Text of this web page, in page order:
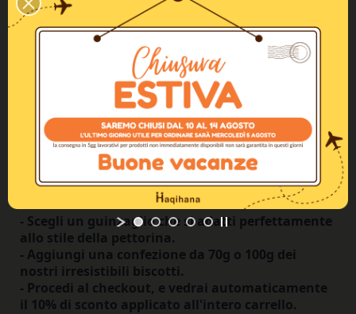
Scegli la taglia della pettorina adatta al tuo cane,
effettua l'ordine della nostra Edizione Limitata
Natalizia 2023 e preparati a ricevere un regalo unico!
La variante esatta sarà una sorpresa,
aggiungendo un tocco di magia al momento
dell'apertura.
Come approfittare dell'offerta:
- Seleziona la pettorina che preferisci e aggiungila
- Scegli un guinzaglio che si adatti perfettamente
allo stile della pettorina.
- Aggiungi una confezione da 70g o 100g dei
nostri irresistibili biscotti.
- Procedi al checkout, e vedrai automaticamente
il 10% di sconto applicato all'intero carrello.